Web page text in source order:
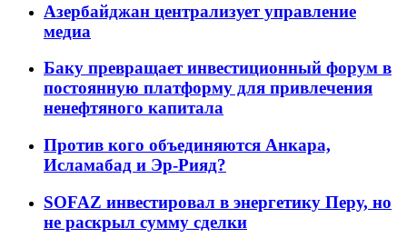
Азербайджан централизует управление
медиа
Баку превращает инвестиционный форум в
постоянную платформу для привлечения
ненефтяного капитала
Против кого объединяются Анкара,
Исламабад и Эр-Рияд?
SOFAZ инвестировал в энергетику Перу, но
не раскрыл сумму сделки